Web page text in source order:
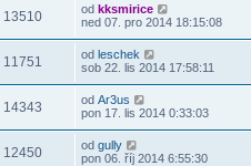
13510 od kksmirice
ned 07. pro 2014 18:15:08
11751 od leschek
sob 22. lis 2014 17:58:11
14343 od Ar3us
pon 17. lis 2014 0:33:03
12450 od gully
pon 06. říj 2014 6:55:30